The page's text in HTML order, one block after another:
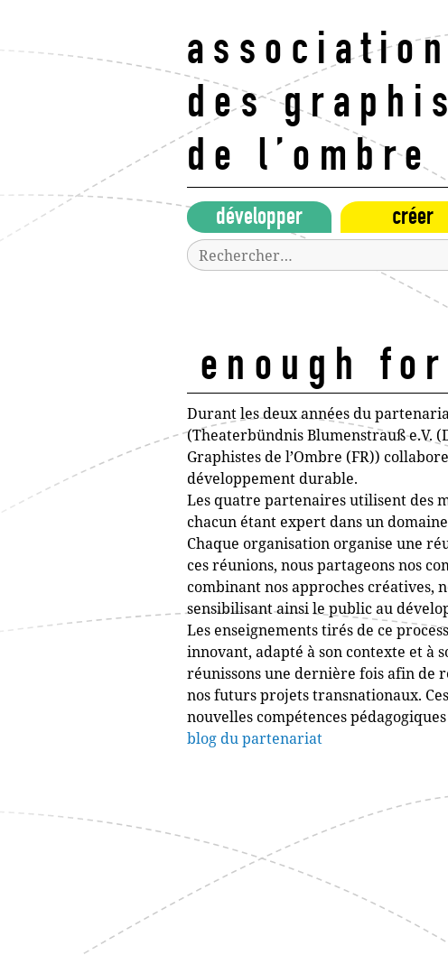
contenu
association
des
de l’ombre
développer créer
Rechercher :
enough
Durant les deux années du
(Theaterbündnis Blumenstrauß e.V.
Graphistes de l’Ombre (FR))
développement durable.
Les quatre partenaires utilisent des
chacun étant expert dans un
Chaque organisation organise une
ces réunions, nous partageons nos
combinant nos approches créatives,
sensibilisant ainsi le public au
Les enseignements tirés de ce
innovant, adapté à son contexte et à
réunissons une dernière fois afin de
nos futurs projets transnationaux.
nouvelles compétences
blog du partenariat